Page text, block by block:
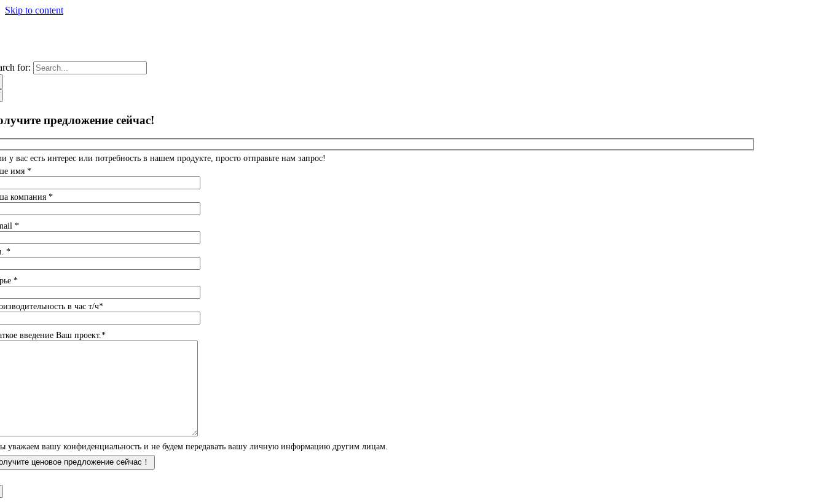
Skip to content
for:
предложение сейчас!
у вас есть интерес или потребность в нашем продукте, просто отправьте нам запрос!
имя *
компания *
*
*
*
в час т/ч*
введение Ваш проект.*
уважаем вашу конфиденциальность и не будем передавать вашу личную информацию другим лицам.